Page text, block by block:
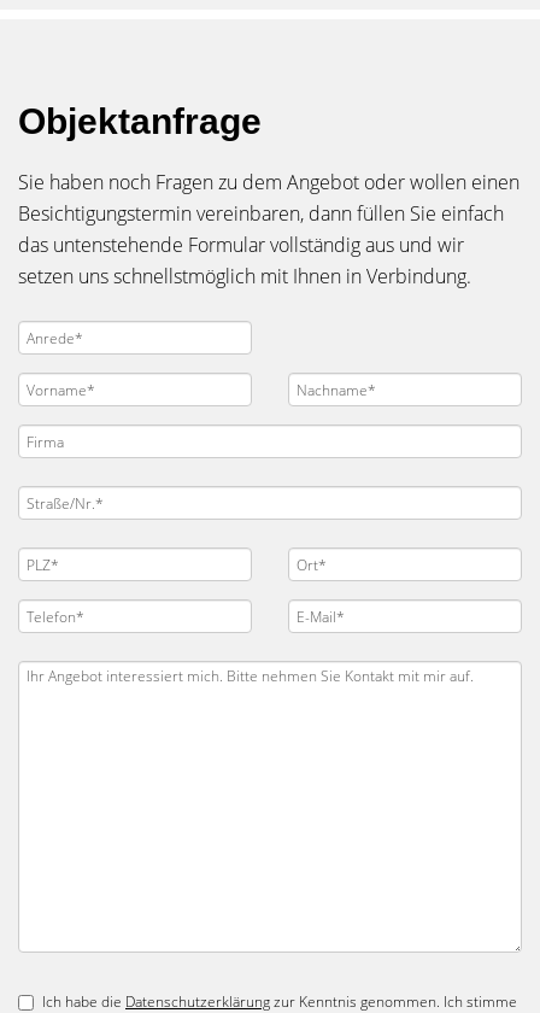
Objektanfrage
Sie haben noch Fragen zu dem Angebot oder wollen einen
Besichtigungstermin vereinbaren, dann füllen Sie einfach
das untenstehende Formular vollständig aus und wir
setzen uns schnellstmöglich mit Ihnen in Verbindung.
Ich habe die Datenschutzerklärungzur Kenntnis genommen. Ich stimme